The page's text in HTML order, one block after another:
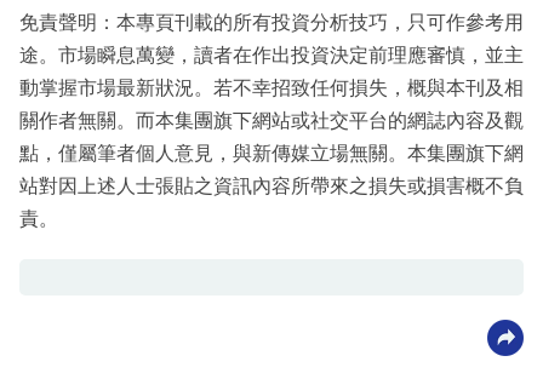
免責聲明：本專頁刊載的所有投資分析技巧，只可作參考用
途。市場瞬息萬變，讀者在作出投資決定前理應審慎，並主
動掌握市場最新狀況。若不幸招致任何損失，概與本刊及相
關作者無關。而本集團旗下網站或社交平台的網誌內容及觀
點，僅屬筆者個人意見，與新傳媒立場無關。本集團旗下網
站對因上述人士張貼之資訊內容所帶來之損失或損害概不負
責。